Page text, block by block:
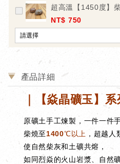
超高溫【1450度】
NT$ 750
產品詳細
｜【焱晶礦玉】系
原礦土手工煉製，一件一件
柴燒至1400℃以上 ，超越人
使自然柴灰和土礦共熔，
如同烈焱的火山岩漿、自然